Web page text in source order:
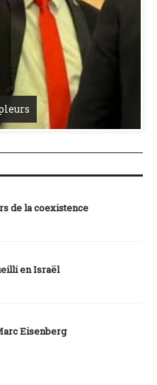
de la coexistence
en Israël
Eisenberg